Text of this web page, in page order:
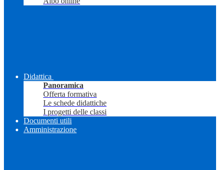
Didattica
Panoramica
Offerta formativa
Le schede didattiche
I progetti delle classi
Documenti utili
Amministrazione